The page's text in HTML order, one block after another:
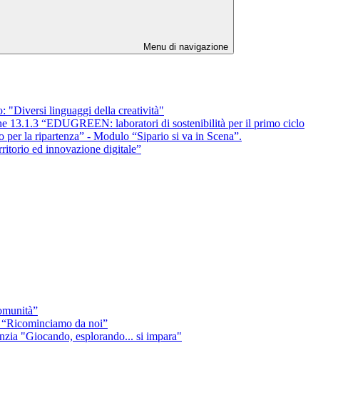
Menu di navigazione
"Diversi linguaggi della creatività"
13.1.3 “EDUGREEN: laboratori di sostenibilità per il primo ciclo
la ripartenza” - Modulo “Sipario si va in Scena”.
ed innovazione digitale”
da noi”
"Giocando, esplorando... si impara"